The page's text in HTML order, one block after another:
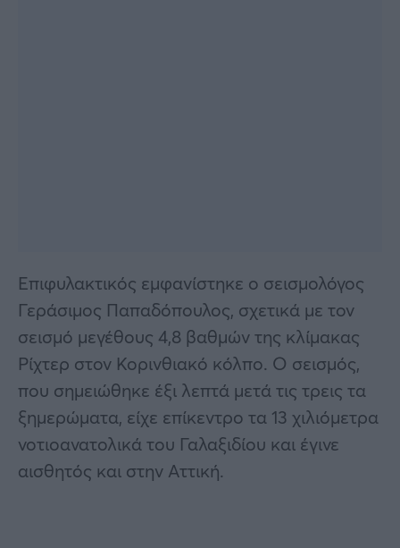
Επιφυλακτικός εμφανίστηκε ο σεισμολόγος
Γεράσιμος Παπαδόπουλος, σχετικά με τον
σεισμό μεγέθους 4,8 βαθμών της κλίμακας
Ρίχτερ στον Κορινθιακό κόλπο. Ο σεισμός,
που σημειώθηκε έξι λεπτά μετά τις τρεις τα
ξημερώματα, είχε επίκεντρο τα 13 χιλιόμετρα
νοτιοανατολικά του Γαλαξιδίου και έγινε
αισθητός και στην Αττική.